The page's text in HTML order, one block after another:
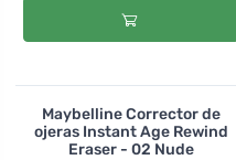
Maybelline Corrector de
ojeras Instant Age Rewind
Eraser - 02 Nude